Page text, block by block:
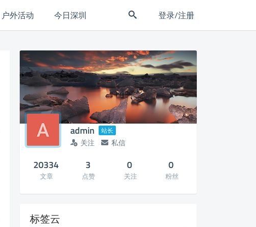
户外活动 今日深圳 登录/注册
admin 站长
关注 私信
20334
文章
3
点赞
0
关注
0
粉丝
标签云